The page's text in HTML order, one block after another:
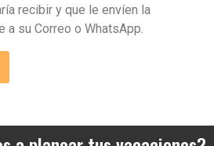
recibir y que le envíen la
a su Correo o WhatsApp.